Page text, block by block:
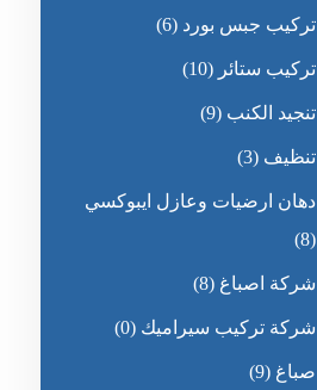
تركيب جبس بورد (6)
تركيب ستائر (10)
تنجيد الكنب (9)
تنظيف (3)
دهان ارضيات وعازل ايبوكسي
(8)
شركة اصباغ (8)
شركة تركيب سيراميك (0)
صباغ (9)